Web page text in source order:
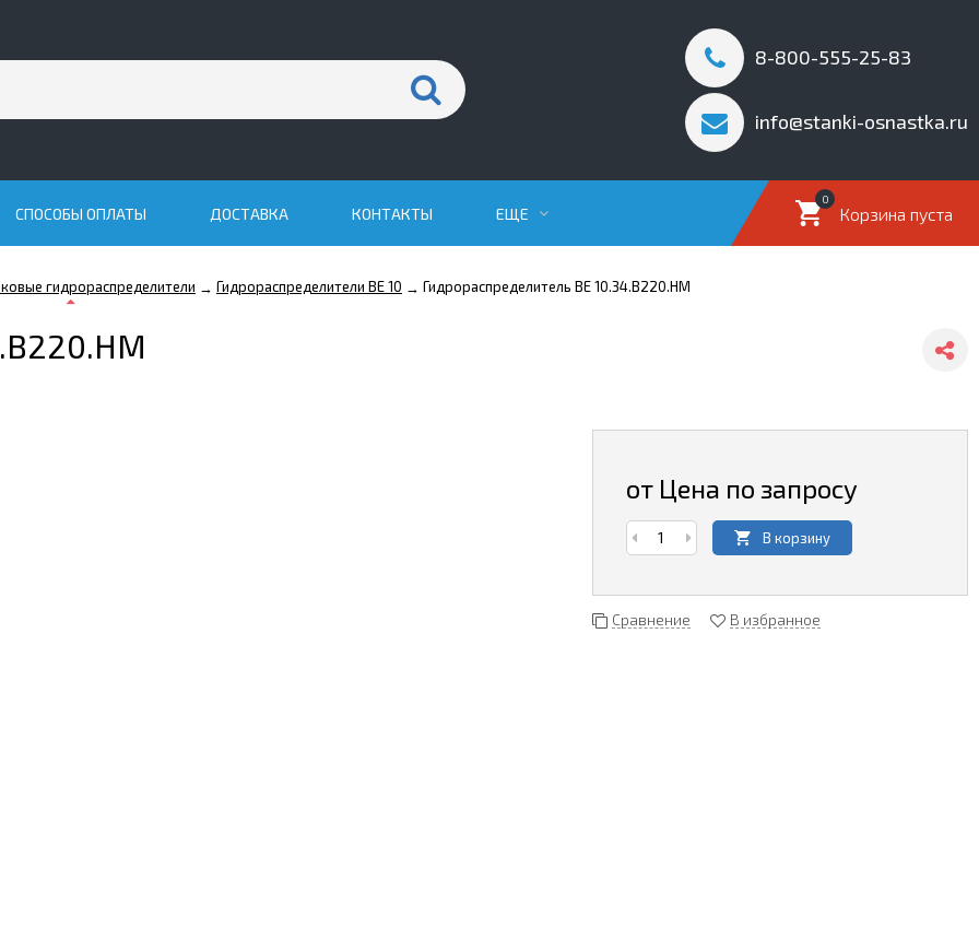
8-800-555-25-83
info@stanki-osnastka.ru
Корзина пуста
0
СПОСОБЫ ОПЛАТЫ ДОСТАВКА КОНТАКТЫ ЕЩЕ
гидрораспределители → Гидрораспределители ВЕ 10 → Гидрораспределитель ВЕ 10.34.В220.НМ
от Цена по запросу
В корзину
Сравнение В избранное